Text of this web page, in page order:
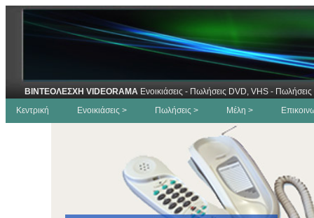
ΒΙΝΤΕΟΛΕΣΧΗ VIDEORAMA Ενοικιάσεις - Πωλήσεις DVD, VHS -
Κεντρική
Ενοικιάσεις > Πωλήσεις > Μέλη >